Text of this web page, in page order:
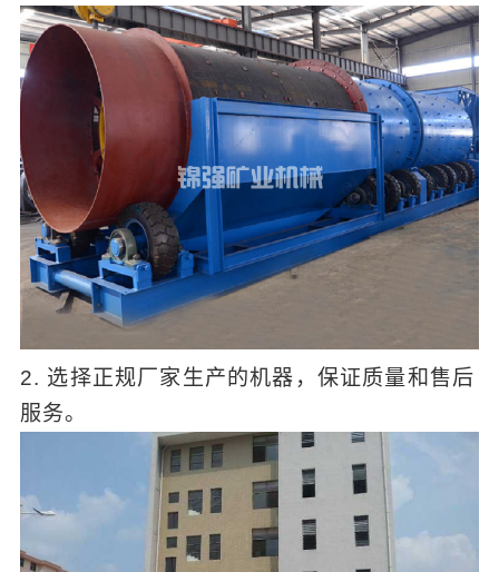
2. 选择正规厂家生产的机器，保证质量和售后
服务。